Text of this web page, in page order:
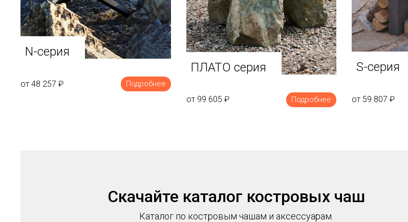
N-серия
от 48 257 ₽ Подробнее
ПЛАТО серия
от 99 605 ₽ Подробнее
S-серия
от 59 807 ₽
Скачайте каталог костровых чаш
Каталог по костровым чашам и аксессуарам.